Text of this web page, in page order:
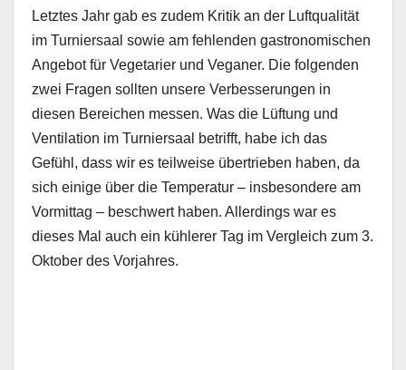
Letztes Jahr gab es zudem Kritik an der Luftqualität
im Turniersaal sowie am fehlenden gastronomischen
Angebot für Vegetarier und Veganer. Die folgenden
zwei Fragen sollten unsere Verbesserungen in
diesen Bereichen messen. Was die Lüftung und
Ventilation im Turniersaal betrifft, habe ich das
Gefühl, dass wir es teilweise übertrieben haben, da
sich einige über die Temperatur – insbesondere am
Vormittag – beschwert haben. Allerdings war es
dieses Mal auch ein kühlerer Tag im Vergleich zum 3.
Oktober des Vorjahres.